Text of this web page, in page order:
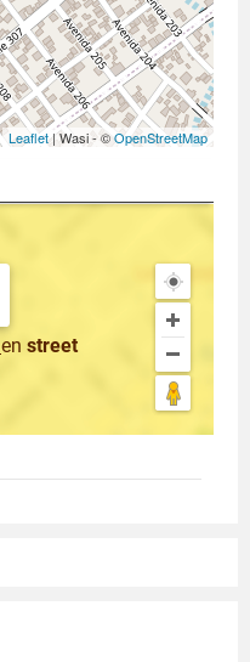
Leaflet| Wasi - ©OpenStreetMap
en street